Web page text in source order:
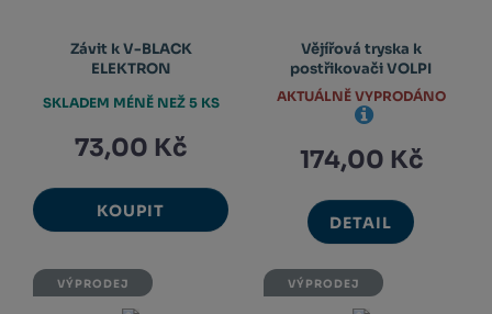
Závit k V-BLACK
ELEKTRON
73,00 Kč
KOUPIT
SKLADEM MÉNĚ NEŽ 5 KS
Vějířová tryska k
postřikovači VOLPI
174,00 Kč
DETAIL
AKTUÁLNĚ VYPRODÁNO
VÝPRODEJ VÝPRODEJ